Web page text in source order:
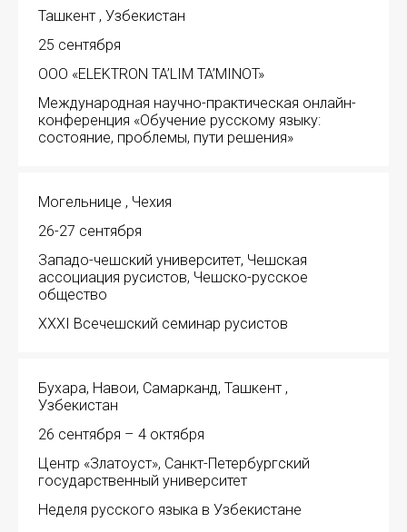
Ташкент , Узбекистан
25 сентября
ООО «ELEKTRON TA’LIM TA’MINOT»
Международная научно-практическая онлайн-
конференция «Обучение русскому языку:
состояние, проблемы, пути решения»
Могельнице , Чехия
26-27 сентября
Западо-чешский университет, Чешская
ассоциация русистов, Чешско-русское
общество
XXXI Всечешский семинар русистов
Бухара, Навои, Самарканд, Ташкент ,
Узбекистан
26 сентября – 4 октября
Центр «Златоуст», Санкт-Петербургский
государственный университет
Неделя русского языка в Узбекистане